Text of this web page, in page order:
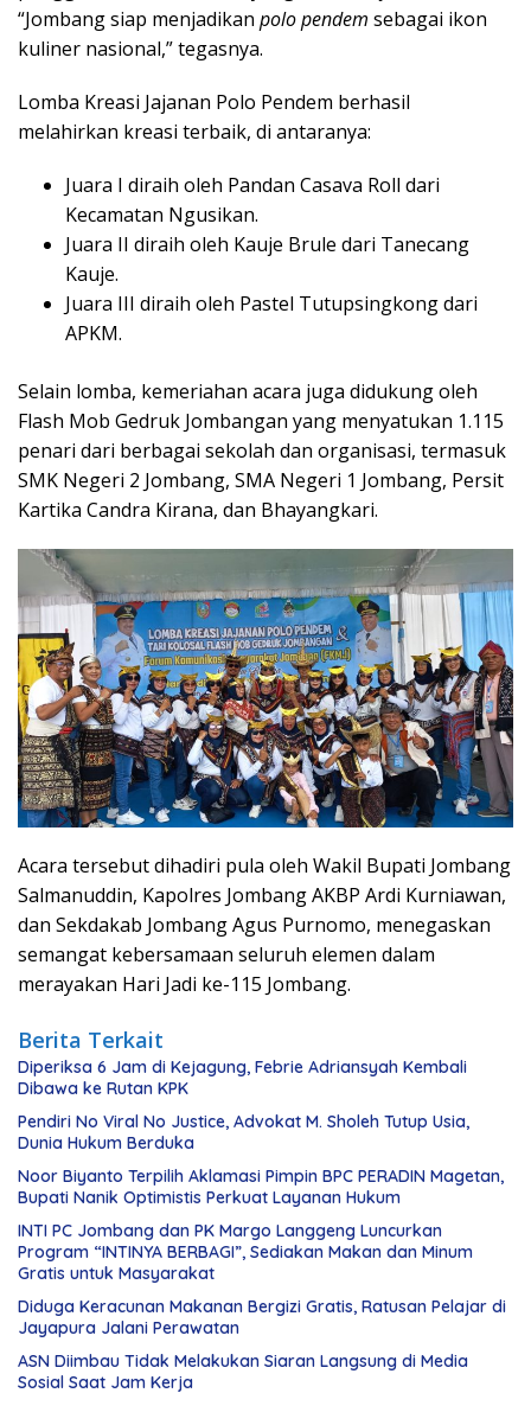
“Jombang siap menjadikan polo pendem sebagai ikon
kuliner nasional,” tegasnya.
Lomba Kreasi Jajanan Polo Pendem berhasil
melahirkan kreasi terbaik, di antaranya:
Juara I diraih oleh Pandan Casava Roll dari
Kecamatan Ngusikan.
Juara II diraih oleh Kauje Brule dari Tanecang
Kauje.
Juara III diraih oleh Pastel Tutupsingkong dari
APKM.
Selain lomba, kemeriahan acara juga didukung oleh
Flash Mob Gedruk Jombangan yang menyatukan 1.115
penari dari berbagai sekolah dan organisasi, termasuk
SMK Negeri 2 Jombang, SMA Negeri 1 Jombang, Persit
Kartika Candra Kirana, dan Bhayangkari.
Acara tersebut dihadiri pula oleh Wakil Bupati Jombang
Salmanuddin, Kapolres Jombang AKBP Ardi Kurniawan,
dan Sekdakab Jombang Agus Purnomo, menegaskan
semangat kebersamaan seluruh elemen dalam
merayakan Hari Jadi ke-115 Jombang.
Berita Terkait
Diperiksa 6 Jam di Kejagung, Febrie Adriansyah Kembali
Dibawa ke Rutan KPK
Pendiri No Viral No Justice, Advokat M. Sholeh Tutup Usia,
Dunia Hukum Berduka
Noor Biyanto Terpilih Aklamasi Pimpin BPC PERADIN Magetan,
Bupati Nanik Optimistis Perkuat Layanan Hukum
INTI PC Jombang dan PK Margo Langgeng Luncurkan
Program “INTINYA BERBAGI”, Sediakan Makan dan Minum
Gratis untuk Masyarakat
Diduga Keracunan Makanan Bergizi Gratis, Ratusan Pelajar di
Jayapura Jalani Perawatan
ASN Diimbau Tidak Melakukan Siaran Langsung di Media
Sosial Saat Jam Kerja